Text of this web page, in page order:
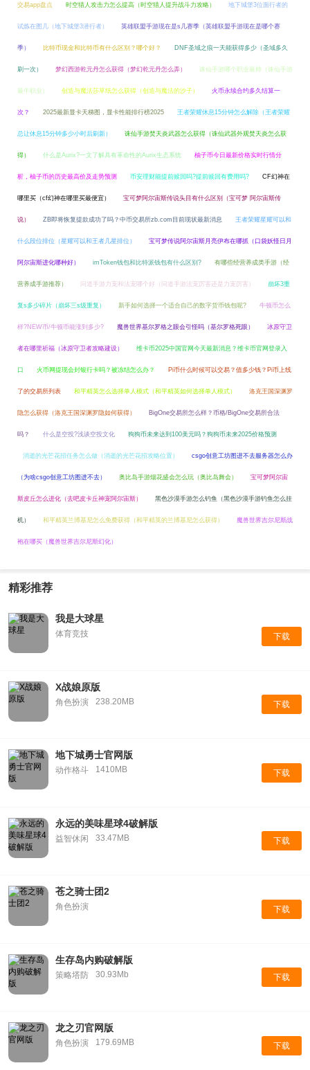
交易app盘点 时空猎人攻击力怎么提高（时空猎人提升战斗力攻略） 地下城堡3位面行者的
试炼在图几（地下城堡3潜行者） 英雄联盟手游现在是s几赛季（英雄联盟手游现在是哪个赛
季） 比特币现金和比特币有什么区别？哪个好？ DNF圣域之痕一天能获得多少（圣域多久
刷一次） 梦幻西游乾元丹怎么获得（梦幻乾元丹怎么弄） 诛仙手游哪个职业最帅（诛仙手游
最牛职业） 创造与魔法莎草纸怎么获得（创造与魔法的沙子） 火币永续合约多久结算一
次？ 2025最新显卡天梯图，显卡性能排行榜2025 王者荣耀休息15分钟怎么解除（王者荣耀
总让休息15分钟多少小时后刷新） 诛仙手游焚天炎武器怎么获得（诛仙武器外观焚天炎怎么获
得） 什么是Aurix?一文了解具有革命性的Aurix生态系统 柚子币今日最新价格实时行情分
析，柚子币的历史最高价及走势预测 币安理财能提前赎回吗?提前赎回有费用吗? CF幻神在
哪里买（cf幻神在哪里买最便宜） 宝可梦阿尔宙斯传说头目有什么区别（宝可梦 阿尔宙斯传
说） ZB即将恢复提款成功了吗？中币交易所zb.com目前现状最新消息 王者荣耀星耀可以和
什么段位排位（星耀可以和王者几星排位） 宝可梦传说阿尔宙斯月亮伊布在哪抓（口袋妖怪日月
阿尔宙斯进化哪种好） imToken钱包和比特派钱包有什么区别? 有哪些经营养成类手游（经
营养成手游推荐） 问道手游力宠和法宠哪个好（问道手游法宠厉害还是力宠厉害） 崩坏3重
复s多少碎片（崩坏三s级重复） 新手如何选择一个适合自己的数字货币钱包呢? 牛顿币怎么
样?NEW币/牛顿币能涨到多少? 魔兽世界基尔罗格之眼会引怪吗（基尔罗格死眼） 冰原守卫
者在哪里祈福（冰原守卫者攻略建设） 维卡币2025中国官网今天最新消息？维卡币官网登录入
口 火币网提现会封银行卡吗？被冻结怎么办？ Pi币什么时候可以交易？值多少钱？Pi币上线
了的交易所列表 和平精英怎么选择单人模式（和平精英如何选择单人模式） 洛克王国深渊罗
隐怎么获得（洛克王国深渊罗隐如何获得） BigOne交易所怎么样？币格/BigOne交易所合法
吗？ 什么是空投?浅谈空投文化 狗狗币未来达到100美元吗？狗狗币未来2025价格预测
消逝的光芒花招任务怎么做（消逝的光芒花招攻略位置） csgo创意工坊图进不去服务器怎么办
（为啥csgo创意工坊图进不去） 奥比岛手游烟花盛会怎么玩（奥比岛舞会） 宝可梦阿尔宙
斯皮丘怎么进化（去吧皮卡丘神宠阿尔宙斯） 黑色沙漠手游怎么钓鱼（黑色沙漠手游钓鱼怎么挂
机） 和平精英兰博基尼怎么免费获得（和平精英的兰博基尼怎么获得） 魔兽世界吉尔尼斯战
袍在哪买（魔兽世界吉尔尼斯幻化）
精彩推荐
我是大球星
体育竞技 下载
X战娘原版
角色扮演 238.20MB 下载
地下城勇士官网版
动作格斗 1410MB 下载
永远的美味星球4破解版
益智休闲 33.47MB 下载
苍之骑士团2
角色扮演 下载
生存岛内购破解版
策略塔防 30.93Mb 下载
龙之刃官网版
角色扮演 179.69MB 下载